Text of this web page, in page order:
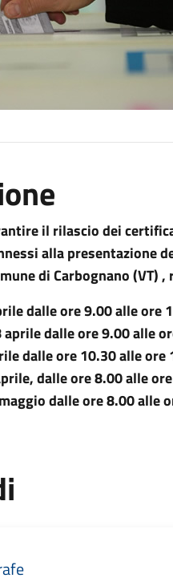
il rilascio dei
alla presentazione
di Carbognano (VT)
dalle ore 9.00 alle ore
aprile dalle ore 9.00 alle
dalle ore 10.30 alle
dalle ore 8.00 alle
dalle ore 8.00 alle